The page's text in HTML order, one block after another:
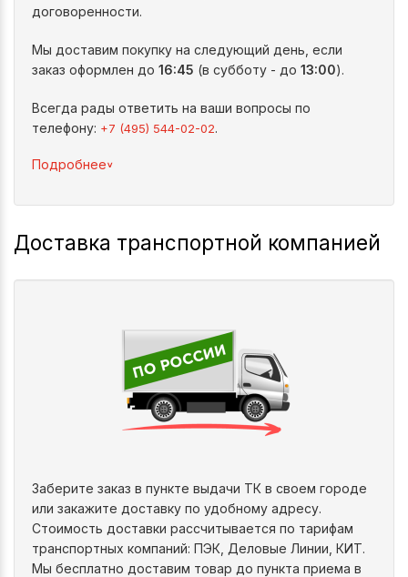
договоренности.
Мы доставим покупку на следующий день, если
заказ оформлен до 16:45 (в субботу - до 13:00).
Всегда рады ответить на ваши вопросы по
телефону: +7 (495) 544-02-02.
Подробнее^
Доставка транспортной компанией
Заберите заказ в пункте выдачи ТК в своем городе
или закажите доставку по удобному адресу.
Стоимость доставки рассчитывается по тарифам
транспортных компаний: ПЭК, Деловые Линии, КИТ.
Мы бесплатно доставим товар до пункта приема в